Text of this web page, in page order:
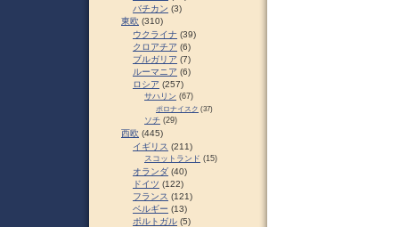
バチカン (3)
東欧 (310)
ウクライナ (39)
クロアチア (6)
ブルガリア (7)
ルーマニア (6)
ロシア (257)
サハリン (67)
ポロナイスク (37)
ソチ (29)
西欧 (445)
イギリス (211)
スコットランド (15)
オランダ (40)
ドイツ (122)
フランス (121)
ベルギー (13)
ポルトガル (5)